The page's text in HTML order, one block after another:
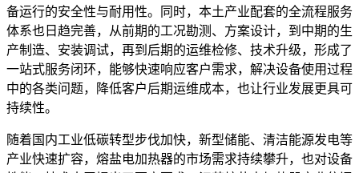
备运行的安全性与耐用性。同时，本土产业配套的全流程服务
体系也日趋完善，从前期的工况勘测、方案设计，到中期的生
产制造、安装调试，再到后期的运维检修、技术升级，形成了
一站式服务闭环，能够快速响应客户需求，解决设备使用过程
中的各类问题，降低客户后期运维成本，也让行业发展更具可
持续性。
随着国内工业低碳转型步伐加快，新型储能、清洁能源发电等
产业快速扩容，熔盐电加热器的市场需求持续攀升，也对设备